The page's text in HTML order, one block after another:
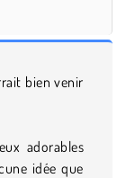
bien venir
adorables
idée que